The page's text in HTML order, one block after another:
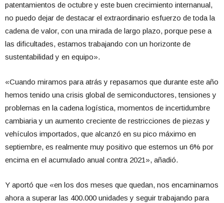
patentamientos de octubre y este buen crecimiento internanual,
no puedo dejar de destacar el extraordinario esfuerzo de toda la
cadena de valor, con una mirada de largo plazo, porque pese a
las dificultades, estamos trabajando con un horizonte de
sustentabilidad y en equipo».
«Cuando miramos para atrás y repasamos que durante este año
hemos tenido una crisis global de semiconductores, tensiones y
problemas en la cadena logística, momentos de incertidumbre
cambiaria y un aumento creciente de restricciones de piezas y
vehículos importados, que alcanzó en su pico máximo en
septiembre, es realmente muy positivo que estemos un 6% por
encima en el acumulado anual contra 2021», añadió.
Y aportó que «en los dos meses que quedan, nos encaminamos
ahora a superar las 400.000 unidades y seguir trabajando para